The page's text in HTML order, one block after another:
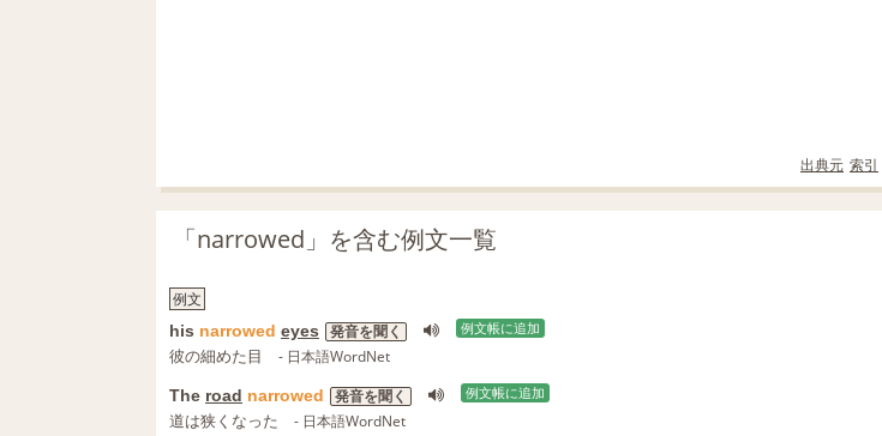
出典元 索引
「narrowed」を含む例文一覧
例文
his narrowed eyes 発音を聞く 例文帳に追加
彼の細めた目 - 日本語WordNet
The road narrowed 発音を聞く 例文帳に追加
道は狭くなった - 日本語WordNet